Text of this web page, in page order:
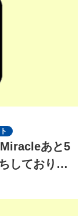
あと5
しておりま